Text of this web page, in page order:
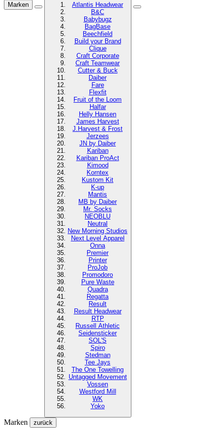
Marken
Atlantis Headwear
B&C
Babybugz
BagBase
Beechfield
Build your Brand
Clique
Craft Corporate
Craft Teamwear
Cutter & Buck
Daiber
Fare
Flexfit
Fruit of the Loom
Halfar
Helly Hansen
James Harvest
J.Harvest & Frost
Jerzees
JN by Daiber
Kariban
Kariban ProAct
Kimood
Korntex
Kustom Kit
K-up
Mantis
MB by Daiber
Mr. Socks
NEOBLU
Neutral
New Morning Studios
Next Level Apparel
Onna
Premier
Printer
ProJob
Promodoro
Pure Waste
Quadra
Regatta
Result
Result Headwear
RTP
Russell Athletic
Seidensticker
SOL'S
Spiro
Stedman
Tee Jays
The One Towelling
Untagged Movement
Vossen
Westford Mill
WK
Yoko
Marken zurück